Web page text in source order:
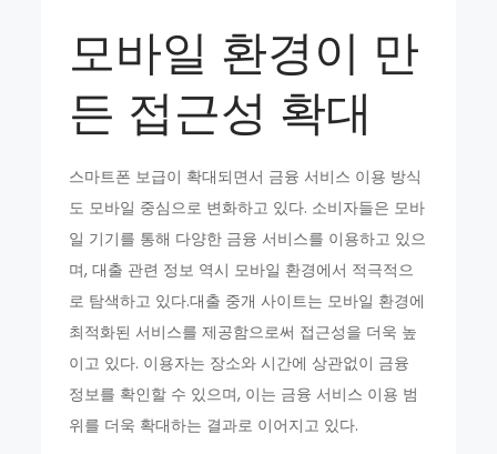
모바일 환경이 만
든 접근성 확대
스마트폰 보급이 확대되면서 금융 서비스 이용 방식
도 모바일 중심으로 변화하고 있다. 소비자들은 모바
일 기기를 통해 다양한 금융 서비스를 이용하고 있으
며, 대출 관련 정보 역시 모바일 환경에서 적극적으
로 탐색하고 있다.대출 중개 사이트는 모바일 환경에
최적화된 서비스를 제공함으로써 접근성을 더욱 높
이고 있다. 이용자는 장소와 시간에 상관없이 금융
정보를 확인할 수 있으며, 이는 금융 서비스 이용 범
위를 더욱 확대하는 결과로 이어지고 있다.